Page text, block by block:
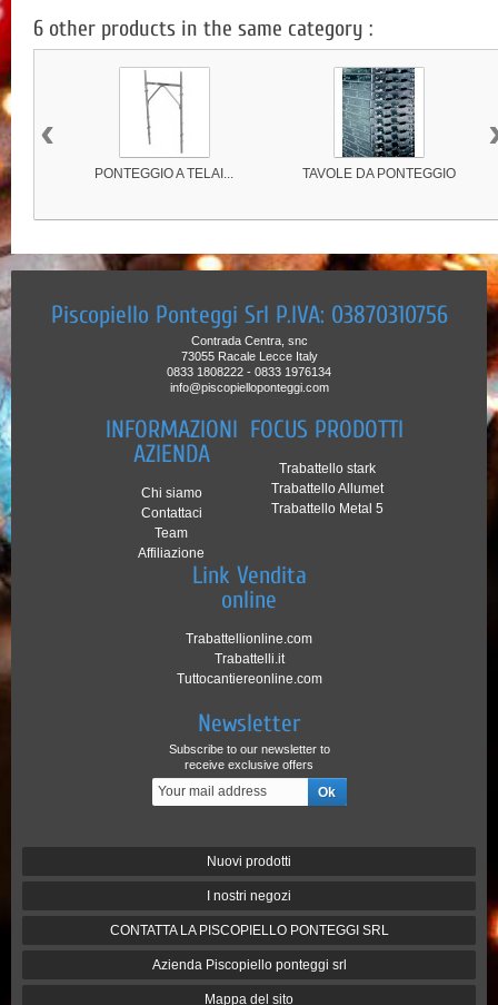
6 other products in the same category :
PONTEGGIO A TELAI... TAVOLE DA PONTEGGIO
‹
Piscopiello Ponteggi Srl P.IVA: 03870310756
Contrada Centra, snc
73055 Racale Lecce Italy
0833 1808222 - 0833 1976134
info@piscopielloponteggi.com
INFORMAZIONI
AZIENDA
Chi siamo
Contattaci
Team
Affiliazione
FOCUS PRODOTTI
Trabattello stark
Trabattello Allumet
Trabattello Metal 5
Link Vendita
online
Trabattellionline.com
Trabattelli.it
Tuttocantiereonline.com
Newsletter
Subscribe to our newsletter to
receive exclusive offers
Nuovi prodotti
I nostri negozi
CONTATTA LA PISCOPIELLO PONTEGGI SRL
Azienda Piscopiello ponteggi srl
Mappa del sito